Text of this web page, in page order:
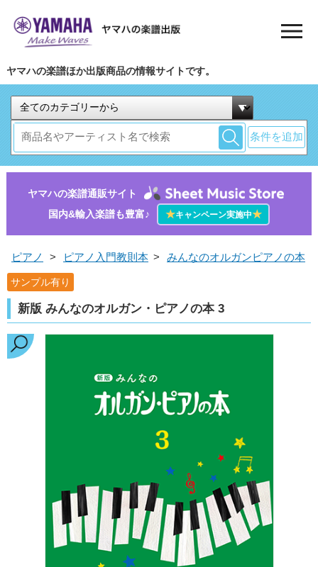
ヤマハの楽譜ほか出版商品の情報サイトです。
条件を追加
ヤマハの楽譜通販サイト
国内&輸入楽譜も豊富♪
★キャンペーン実施中★
ピアノ > ピアノ入門教則本 > みんなのオルガンピアノの本
サンプル有り
新版 みんなのオルガン・ピアノの本 3